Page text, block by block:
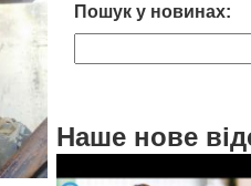
Пошук у новинах:
Наше нове